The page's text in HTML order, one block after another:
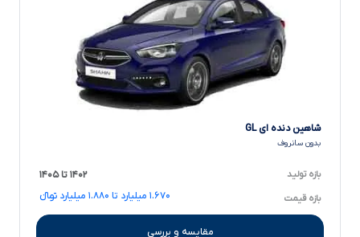
شاهین دنده ای GL
بدون سانروف
بازه تولید ۱۴۰۲ تا ۱۴۰۵
بازه قیمت ۱.۶۷۰ میلیارد تا ۱.۸۸۰ میلیارد تومانءءء
مقایسه و بررسی